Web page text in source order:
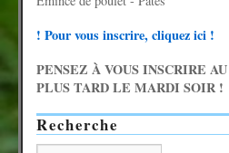
! Pour vous inscrire, cliquez ici !
PENSEZ À VOUS INSCRIRE AU
PLUS TARD LE MARDI SOIR !
Recherche